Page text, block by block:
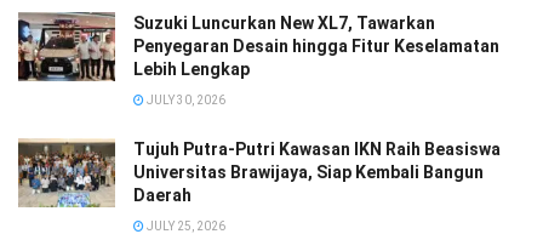
Suzuki Luncurkan New XL7, Tawarkan
Penyegaran Desain hingga Fitur Keselamatan
Lebih Lengkap
JULY 30, 2026
Tujuh Putra-Putri Kawasan IKN Raih Beasiswa
Universitas Brawijaya, Siap Kembali Bangun
Daerah
JULY 25, 2026